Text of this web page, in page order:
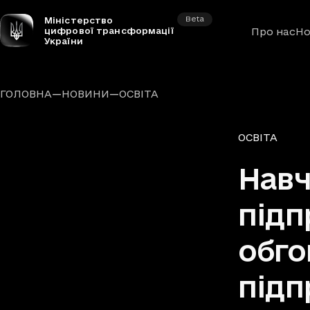
Міністерство
цифрової трансформації
України
Beta
Про нас
ГОЛОВНА—НОВИНИ—ОСВІТА
Рубрики
ОСВІТА